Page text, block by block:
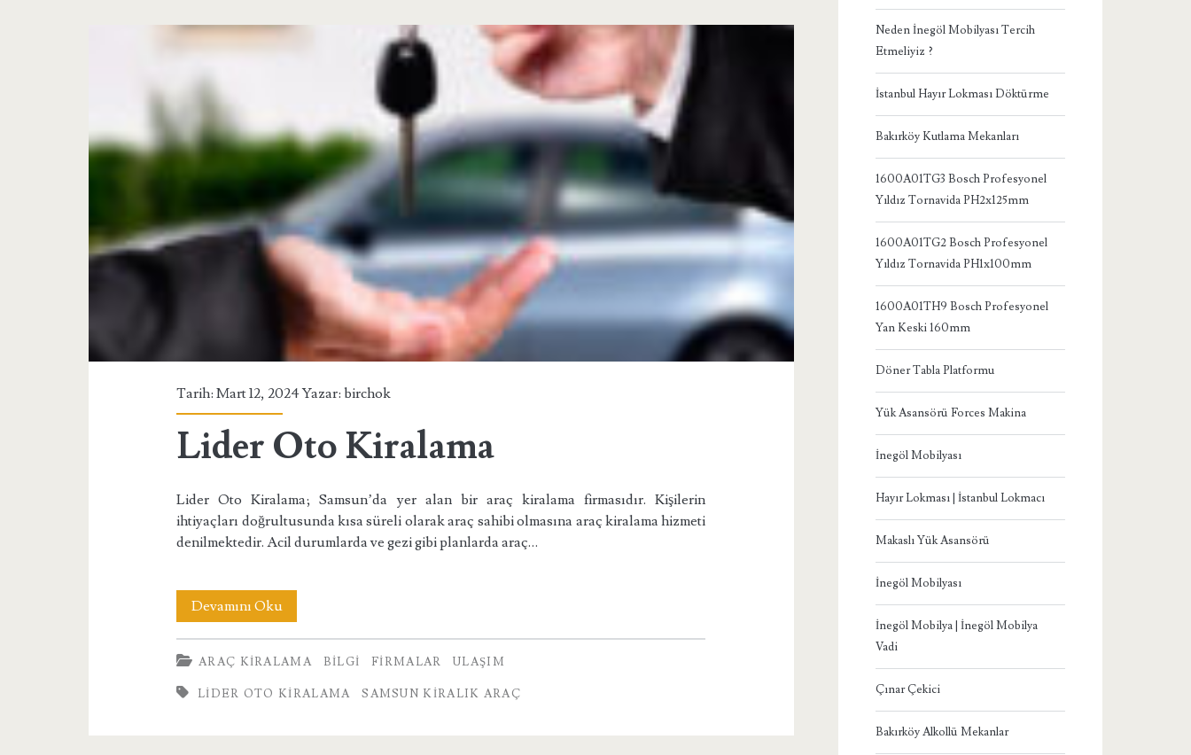
Tarih: Mart 12, 2024 Yazar:birchok
Lider Oto Kiralama
Lider Oto Kiralama; Samsun’da yer alan bir araç kiralama firmasıdır. Kişilerin
ihtiyaçları doğrultusunda kısa süreli olarak araç sahibi olmasına araç kiralama hizmeti
denilmektedir. Acil durumlarda ve gezi gibi planlarda araç…
Devamını OkuLider
Oto
Kiralama
ARAÇ KIRALAMA BILGI FIRMALAR ULAŞIM
LIDER OTO KIRALAMA SAMSUN KIRALIK ARAÇ
Neden İnegöl Mobilyası Tercih
Etmeliyiz ?
İstanbul Hayır Lokması Döktürme
Bakırköy Kutlama Mekanları
1600A01TG3 Bosch Profesyonel
Yıldız Tornavida PH2x125mm
1600A01TG2 Bosch Profesyonel
Yıldız Tornavida PH1x100mm
1600A01TH9 Bosch Profesyonel
Yan Keski 160mm
Döner Tabla Platformu
Yük Asansörü Forces Makina
İnegöl Mobilyası
Hayır Lokması | İstanbul Lokmacı
Makaslı Yük Asansörü
İnegöl Mobilyası
İnegöl Mobilya | İnegöl Mobilya
Vadi
Çınar Çekici
Bakırköy Alkollü Mekanlar